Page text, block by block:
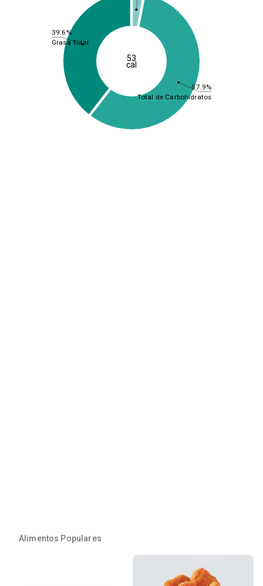
57.9%
39.6%
Total de Carbohidratos
Grasa Total
53
cal
Alimentos Populares